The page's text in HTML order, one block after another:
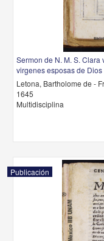
Sermon de N. M. S.
virgenes esposas de Dios
Letona, Bartholome de -
1645
Multidisciplina
Publicación